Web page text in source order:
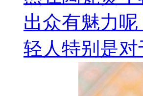
出众有魅力
轻人特别是对